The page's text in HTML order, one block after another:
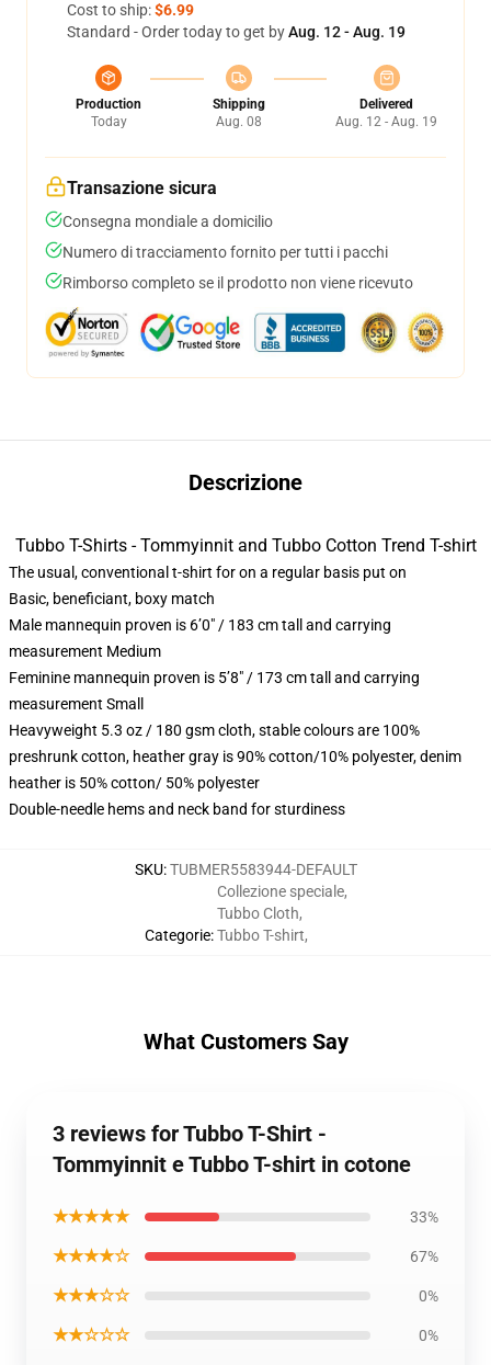
Cost to ship:$6.99
Standard - Order today to get byAug. 12 - Aug. 19
Production
Today
Shipping
Aug. 08
Delivered
Aug. 12 - Aug. 19
Transazione sicura
Consegna mondiale a domicilio
Numero di tracciamento fornito per tutti i pacchi
Rimborso completo se il prodotto non viene ricevuto
Descrizione
Tubbo T-Shirts - Tommyinnit and Tubbo Cotton Trend T-shirt
The usual, conventional t-shirt for on a regular basis put on
Basic, beneficiant, boxy match
Male mannequin proven is 6’0″ / 183 cm tall and carrying
measurement Medium
Feminine mannequin proven is 5’8″ / 173 cm tall and carrying
measurement Small
Heavyweight 5.3 oz / 180 gsm cloth, stable colours are 100%
preshrunk cotton, heather gray is 90% cotton/10% polyester, denim
heather is 50% cotton/ 50% polyester
Double-needle hems and neck band for sturdiness
SKU:TUBMER5583944-DEFAULT
Categorie:
Collezione speciale,
Tubbo Cloth,
Tubbo T-shirt,
What Customers Say
3 reviews for Tubbo T-Shirt -
Tommyinnit e Tubbo T-shirt in cotone
★★★★★ 33%
★★★★☆ 67%
★★★☆☆ 0%
★★☆☆☆ 0%